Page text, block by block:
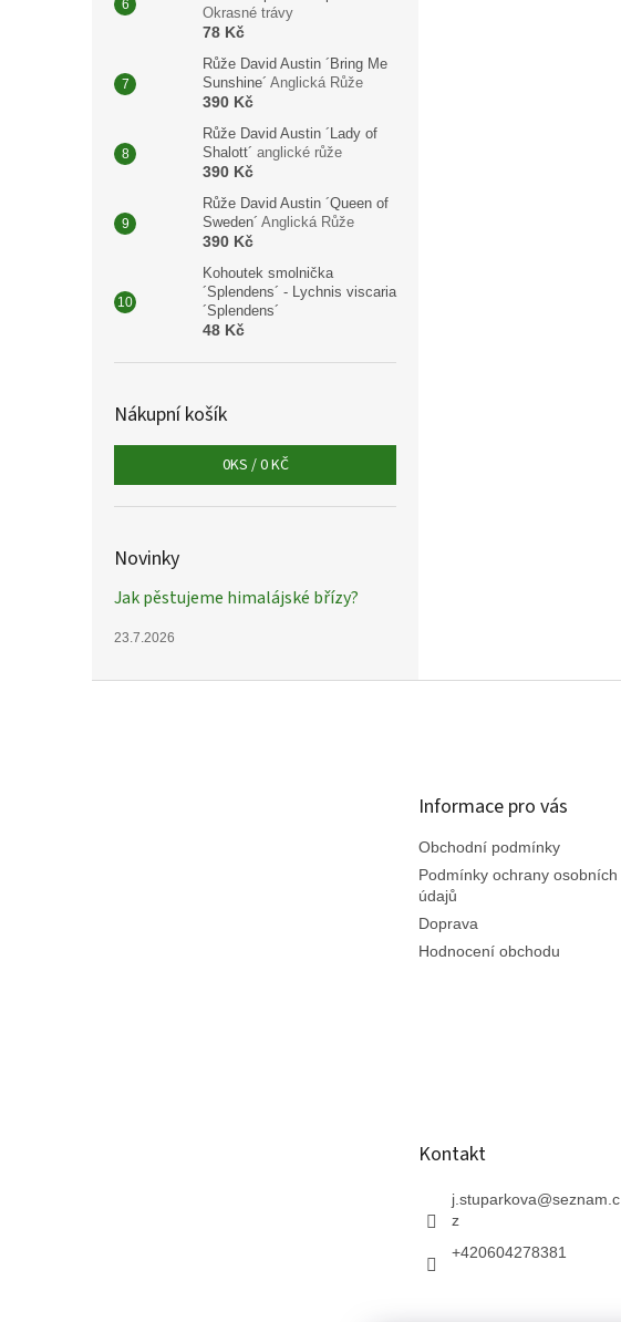
Okrasné trávy
78 Kč
Růže David Austin ´Bring Me
Sunshine´ Anglická Růže
390 Kč
Růže David Austin ´Lady of
Shalott´ anglické růže
390 Kč
Růže David Austin ´Queen of
Sweden´ Anglická Růže
390 Kč
Kohoutek smolnička
´Splendens´ - Lychnis viscaria
´Splendens´
48 Kč
Nákupní košík
0KS /0 KČ
Novinky
Jak pěstujeme himalájské břízy?
23.7.2026
Informace pro vás
Obchodní podmínky
Podmínky ochrany osobních
údajů
Doprava
Hodnocení obchodu
Kontakt
j.stuparkova@seznam.c
z
+420604278381